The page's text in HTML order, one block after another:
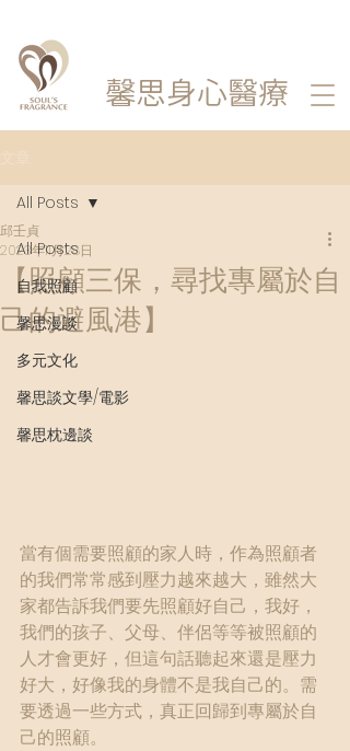
馨思身心醫療
All Posts
自我照顧
馨思漫談
多元文化
馨思談文學/電影
馨思枕邊談
All Posts
【照顧三保，尋找專屬於自
己的避風港】
邱壬貞
2023年11月28日
當有個需要照顧的家人時，作為照顧者
的我們常常感到壓力越來越大，雖然大
家都告訴我們要先照顧好自己，我好，
我們的孩子、父母、伴侶等等被照顧的
人才會更好，但這句話聽起來還是壓力
好大，好像我的身體不是我自己的。需
要透過一些方式，真正回歸到專屬於自
己的照顧。